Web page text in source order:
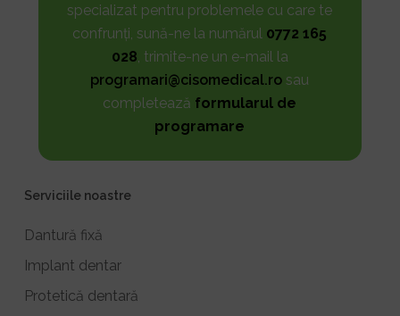
specializat pentru problemele cu care te
confrunți, sună-ne la numărul 0772 165
028 , trimite-ne un e-mail la
programari@cisomedical.ro sau
completează formularul de
programare
Serviciile noastre
Dantură fixă
Implant dentar
Protetică dentară